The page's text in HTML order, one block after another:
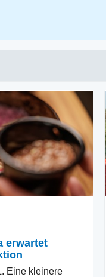
erwartet
Eine kleinere